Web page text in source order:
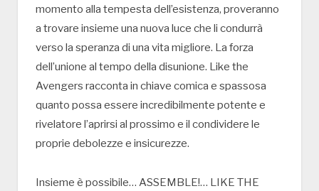
momento alla tempesta dell’esistenza, proveranno
a trovare insieme una nuova luce che li condurrà
verso la speranza di una vita migliore. La forza
dell’unione al tempo della disunione. Like the
Avengers racconta in chiave comica e spassosa
quanto possa essere incredibilmente potente e
rivelatore l’aprirsi al prossimo e il condividere le
proprie debolezze e insicurezze.
Insieme è possibile… ASSEMBLE!… LIKE THE